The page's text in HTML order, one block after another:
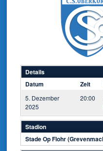
Details
Datum
Zeit
5. Dezember
2025
20:00
Stadion
Stade Op Flohr